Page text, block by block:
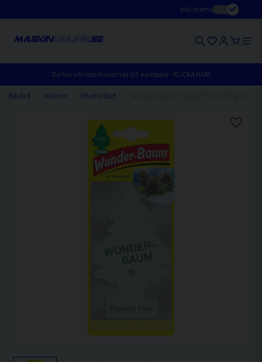
Inkl.moms
Du har väl inte missat vår Q3-kampanj - KLICKA HÄR!
Bilvård Interiör Interiördoft